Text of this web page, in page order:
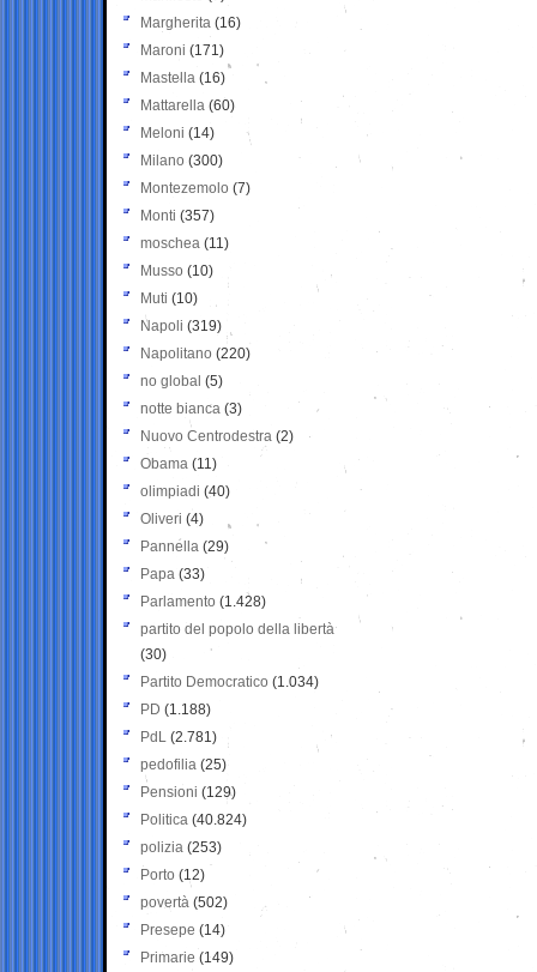
Margherita (16)
Maroni (171)
Mastella (16)
Mattarella (60)
Meloni (14)
Milano (300)
Montezemolo (7)
Monti (357)
moschea (11)
Musso (10)
Muti (10)
Napoli (319)
Napolitano (220)
no global (5)
notte bianca (3)
Nuovo Centrodestra (2)
Obama (11)
olimpiadi (40)
Oliveri (4)
Pannella (29)
Papa (33)
Parlamento (1.428)
partito del popolo della libertà
(30)
Partito Democratico (1.034)
PD (1.188)
PdL (2.781)
pedofilia (25)
Pensioni (129)
Politica (40.824)
polizia (253)
Porto (12)
povertà (502)
Presepe (14)
Primarie (149)